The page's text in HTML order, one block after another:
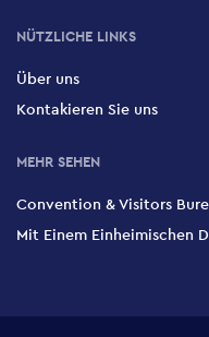
NÜTZLICHE LINKS
Über uns
Kontakieren Sie uns
MEHR SEHEN
Convention & Visitors
Mit Einem Einheimischen